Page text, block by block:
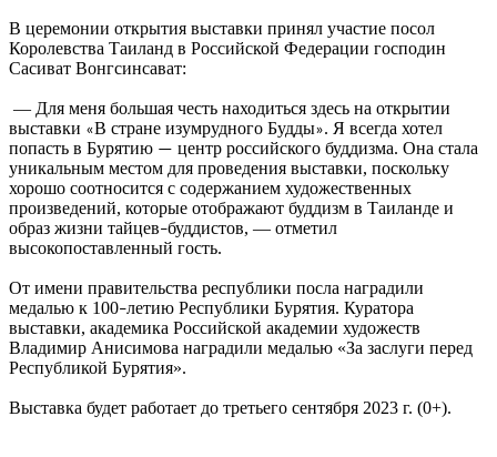
В церемонии открытия выставки принял участие посол
Королевства Таиланд в Российской Федерации господин
Сасиват Вонгсинсават:
— Для меня большая честь находиться здесь на открытии
выставки «В стране изумрудного Будды». Я всегда хотел
попасть в Бурятию — центр российского буддизма. Она стала
уникальным местом для проведения выставки, поскольку
хорошо соотносится с содержанием художественных
произведений, которые отображают буддизм в Таиланде и
образ жизни тайцев–буддистов, — отметил
высокопоставленный гость.
От имени правительства республики посла наградили
медалью к 100–летию Республики Бурятия. Куратора
выставки, академика Российской академии художеств
Владимир Анисимова наградили медалью «За заслуги перед
Республикой Бурятия».
Выставка будет работает до третьего сентября 2023 г. (0+).